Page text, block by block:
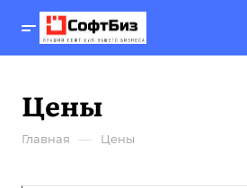
Цены
Главная — Цены